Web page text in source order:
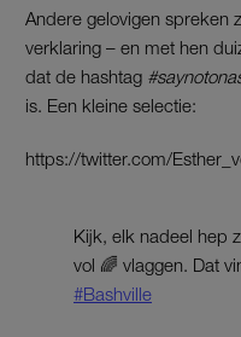
Andere gelovigen spreken
verklaring – en met hen
dat de hashtag
is. Een kleine selectie:
https://twitter.com/
Kijk, elk nadeel hep
vol 🌈 vlaggen. Dat
#Bashville